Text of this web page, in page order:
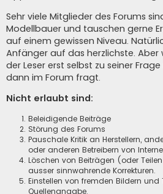
Sehr viele Mitglieder des Forums
Modellbauer und tauschen gerne
auf einem gewissen Niveau.
Anfänger auf das herzlichste.
der Leser erst selbst zu seiner
dann im Forum fragt.
Nicht erlaubt sind:
Beleidigende Beiträge
Störung des Forums
Pauschale Kritik an Herstellern,
oder anderen Betreibern von
Löschen von Beiträgen (oder
ausser sinnwahrende Korrekturen.
Einstellen von fremden Bildern und
Quellenangabe.